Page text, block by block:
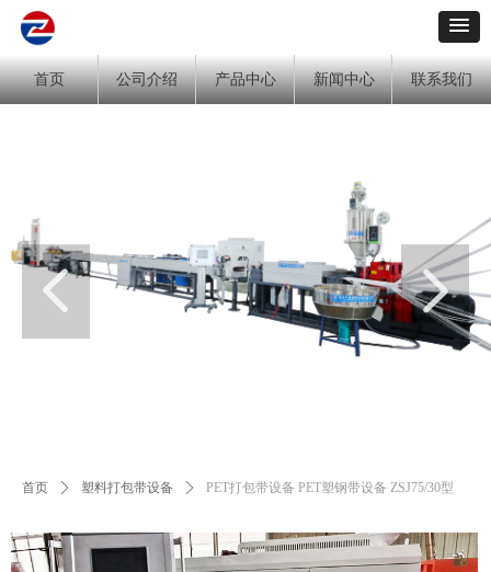
首页 公司介绍 产品中心 新闻中心 联系我们
넳 넲
首页 ꄲ 塑料打包带设备 ꄲ PET打包带设备 PET塑钢带设备 ZSJ75/30型